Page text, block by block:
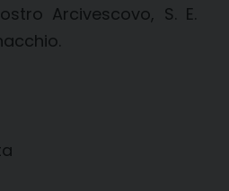
Arcivescovo, S. E.